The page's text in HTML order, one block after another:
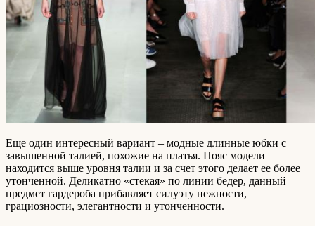
Еще один интересный вариант – модные длинные юбки с
завышенной талией, похожие на платья. Пояс модели
находится выше уровня талии и за счет этого делает ее более
утонченной. Деликатно «стекая» по линии бедер, данный
предмет гардероба прибавляет силуэту нежности,
грациозности, элегантности и утонченности.